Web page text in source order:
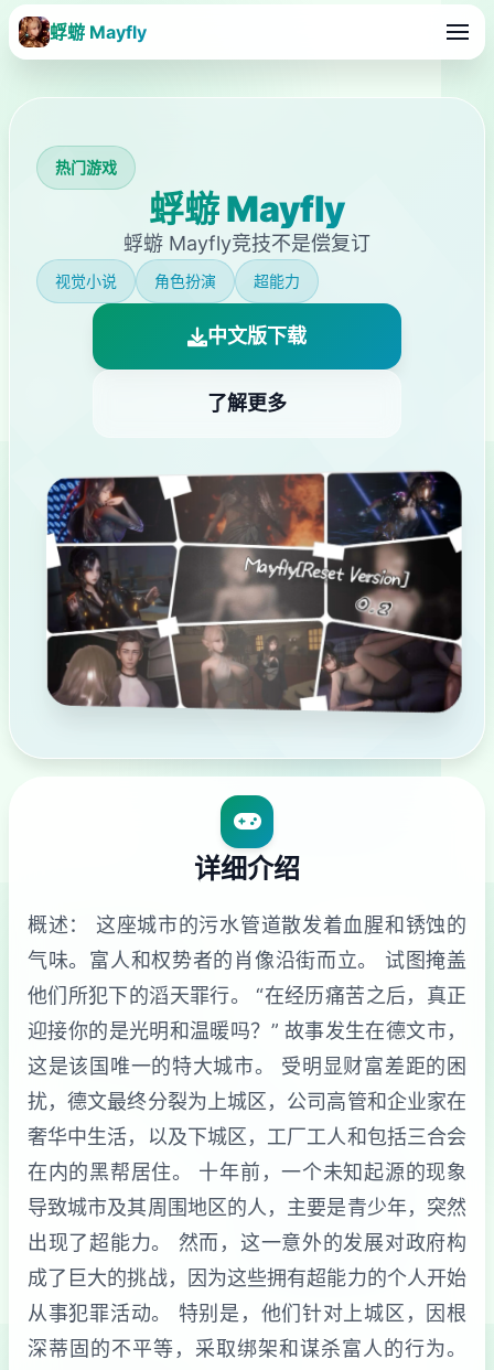
蜉蝣 Mayfly
热门游戏
蜉蝣 Mayfly
蜉蝣 Mayfly竞技不是偿复订
视觉小说 角色扮演 超能力
中文版下载
了解更多
详细介绍
概述： 这座城市的污水管道散发着血腥和锈蚀的
气味。富人和权势者的肖像沿街而立。 试图掩盖
他们所犯下的滔天罪行。 “在经历痛苦之后，真正
迎接你的是光明和温暖吗？” 故事发生在德文市，
这是该国唯一的特大城市。 受明显财富差距的困
扰，德文最终分裂为上城区，公司高管和企业家在
奢华中生活，以及下城区，工厂工人和包括三合会
在内的黑帮居住。 十年前，一个未知起源的现象
导致城市及其周围地区的人，主要是青少年，突然
出现了超能力。 然而，这一意外的发展对政府构
成了巨大的挑战，因为这些拥有超能力的个人开始
从事犯罪活动。 特别是，他们针对上城区，因根
深蒂固的不平等，采取绑架和谋杀富人的行为。